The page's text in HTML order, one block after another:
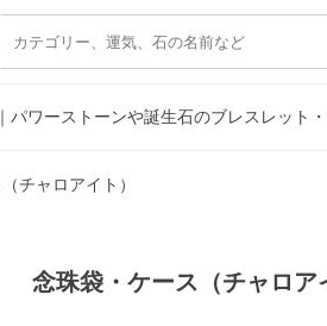
パワーストーンや誕生石のブレスレット
チャロアイト）
念珠袋・ケース（チャロア